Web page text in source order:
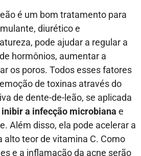
é um bom tratamento para
diurético e
pode ajudar a regular a
hormônios, aumentar a
os poros. Todos esses fatores
de toxinas através do
de dente-de-leão, se aplicada
inibir a infecção microbiana e
Além disso, ela pode acelerar a
alto teor de vitamina C. Como
e a inflamação da acne serão